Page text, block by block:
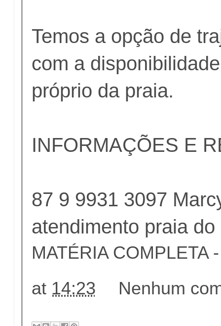
Temos a opção de
com a
próprio da praia.
INFORMAÇÕES E
87 9 9931 3097
atendimento praia
MATÉRIA COMPLETA
at 14:23 Nenhum